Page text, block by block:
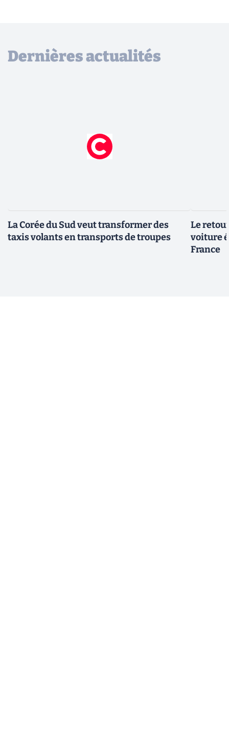
Dernières actualités
La Corée du Sud veut transformer des
taxis volants en transports de troupes
Le
voiture
France